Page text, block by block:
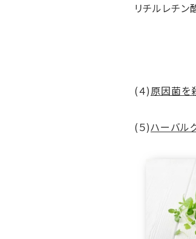
リチルレチン
(４)原因菌を
(５)ハーバル